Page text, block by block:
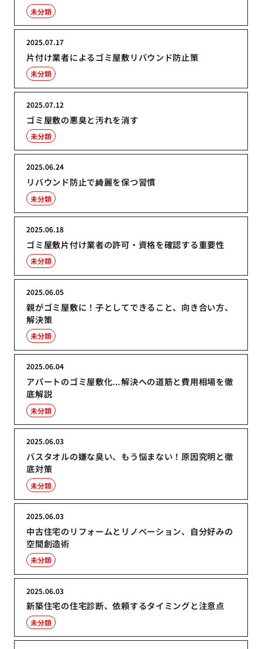
未分類
片付け業者によるゴミ屋敷リバウンド防止策
2025.07.17
未分類
ゴミ屋敷の悪臭と汚れを消す
2025.07.12
未分類
リバウンド防止で綺麗を保つ習慣
2025.06.24
未分類
ゴミ屋敷片付け業者の許可・資格を確認する重要性
2025.06.18
未分類
親がゴミ屋敷に！子としてできること、向き合い方、
解決策
2025.06.05
未分類
アパートのゴミ屋敷化…解決への道筋と費用相場を徹
底解説
2025.06.04
未分類
バスタオルの嫌な臭い、もう悩まない！原因究明と徹
底対策
2025.06.03
未分類
中古住宅のリフォームとリノベーション、自分好みの
空間創造術
2025.06.03
未分類
新築住宅の住宅診断、依頼するタイミングと注意点
2025.06.03
未分類